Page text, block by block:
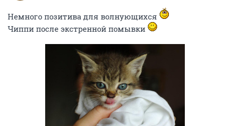
Немного позитива для волнующихся
Чиппи после экстренной помывки